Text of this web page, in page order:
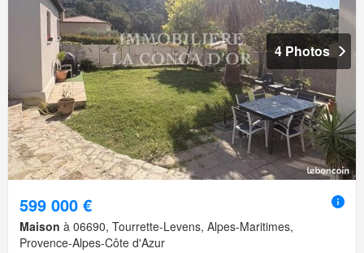
4 Photos
599 000 €
Maison à 06690, Tourrette-Levens, Alpes-Maritimes,
Provence-Alpes-Côte d'Azur